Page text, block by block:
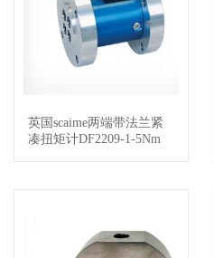
查看详情
英国scaime两端带法兰紧
凑扭矩计DF2209-1-5Nm